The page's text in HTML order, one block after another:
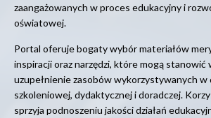
zaangażowanych w proces edukacyjny i
oświatowej.
Portal oferuje bogaty wybór materiałów
inspiracji oraz narzędzi, które mogą
uzupełnienie zasobów wykorzystywanych w
szkoleniowej, dydaktycznej i doradczej.
sprzyja podnoszeniu jakości działań